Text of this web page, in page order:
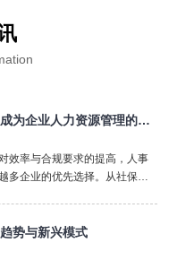
为企业人力资源管理的重
效率与合规要求的提高，人事
多企业的优先选择。从社保缴
、政策更新频繁、管理成本上
理
势与新兴模式